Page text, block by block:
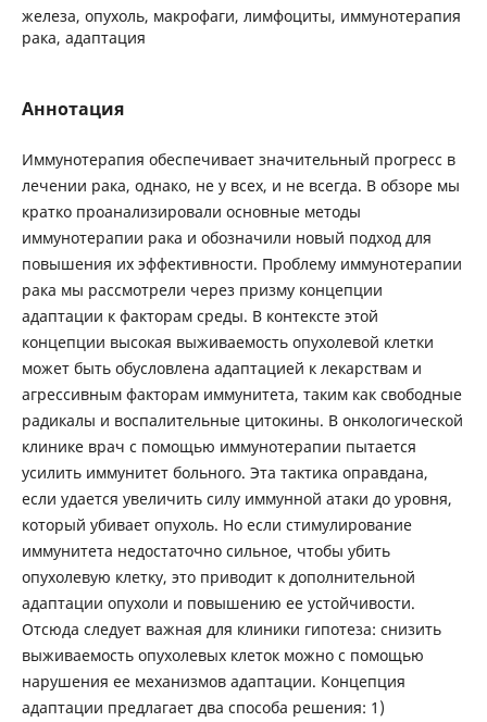
железа, опухоль, макрофаги, лимфоциты, иммунотерапия
рака, адаптация
Аннотация
Иммунотерапия обеспечивает значительный прогресс в
лечении рака, однако, не у всех, и не всегда. В обзоре мы
кратко проанализировали основные методы
иммунотерапии рака и обозначили новый подход для
повышения их эффективности. Проблему иммунотерапии
рака мы рассмотрели через призму концепции
адаптации к факторам среды. В контексте этой
концепции высокая выживаемость опухолевой клетки
может быть обусловлена адаптацией к лекарствам и
агрессивным факторам иммунитета, таким как свободные
радикалы и воспалительные цитокины. В онкологической
клинике врач с помощью иммунотерапии пытается
усилить иммунитет больного. Эта тактика оправдана,
если удается увеличить силу иммунной атаки до уровня,
который убивает опухоль. Но если стимулирование
иммунитета недостаточно сильное, чтобы убить
опухолевую клетку, это приводит к дополнительной
адаптации опухоли и повышению ее устойчивости.
Отсюда следует важная для клиники гипотеза: снизить
выживаемость опухолевых клеток можно с помощью
нарушения ее механизмов адаптации. Концепция
адаптации предлагает два способа решения: 1)